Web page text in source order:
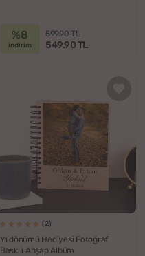
%8
indirim
599.90 TL
549.90 TL
(2)
Yıldönümü Hediyesi Fotoğraf
Baskılı Ahşap Albüm